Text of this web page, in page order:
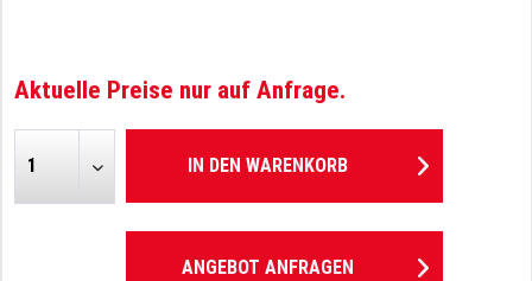
Aktuelle Preise nur auf Anfrage.
IN DEN WARENKORB
ANGEBOT ANFRAGEN